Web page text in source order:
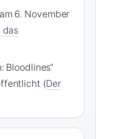
6. November
das
Bloodlines“
(Der